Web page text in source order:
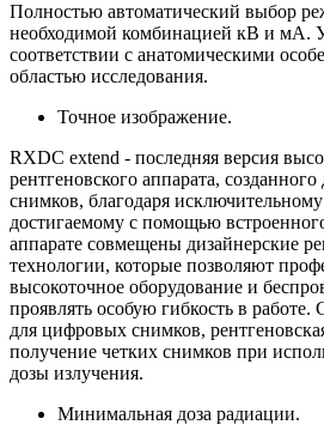
Полностью автоматический выбор
необходимой комбинацией кВ и мА.
соответствии с анатомическими
областью исследования.
Точное изображение.
RXDC extend - последняя версия
рентгеновского аппарата,
снимков, благодаря
достигаемому с помощью
аппарате совмещены дизайнерские
технологии, которые позволяют
высокоточное оборудование и
проявлять особую гибкость в работе.
для цифровых снимков,
получение четких снимков при
дозы излучения.
Минимальная доза радиации.